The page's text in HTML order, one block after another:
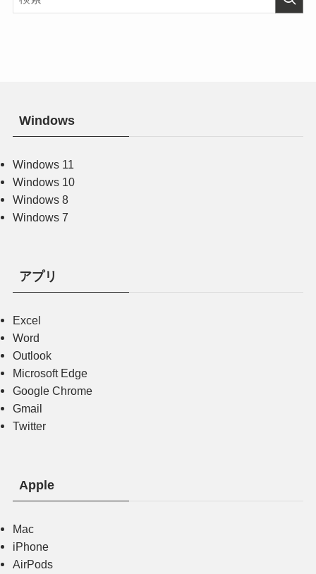
Windows
Windows 11
Windows 10
Windows 8
Windows 7
アプリ
Excel
Word
Outlook
Microsoft Edge
Google Chrome
Gmail
Twitter
Apple
Mac
iPhone
AirPods